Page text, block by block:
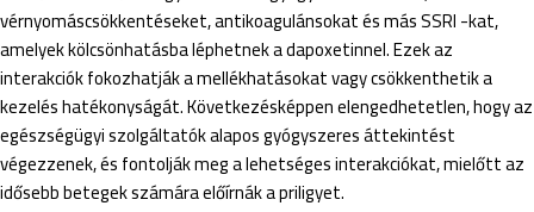
vérnyomáscsökkentéseket, antikoagulánsokat és más SSRI -kat,
amelyek kölcsönhatásba léphetnek a dapoxetinnel. Ezek az
interakciók fokozhatják a mellékhatásokat vagy csökkenthetik a
kezelés hatékonyságát. Következésképpen elengedhetetlen, hogy az
egészségügyi szolgáltatók alapos gyógyszeres áttekintést
végezzenek, és fontolják meg a lehetséges interakciókat, mielőtt az
idősebb betegek számára előírnák a priligyet.